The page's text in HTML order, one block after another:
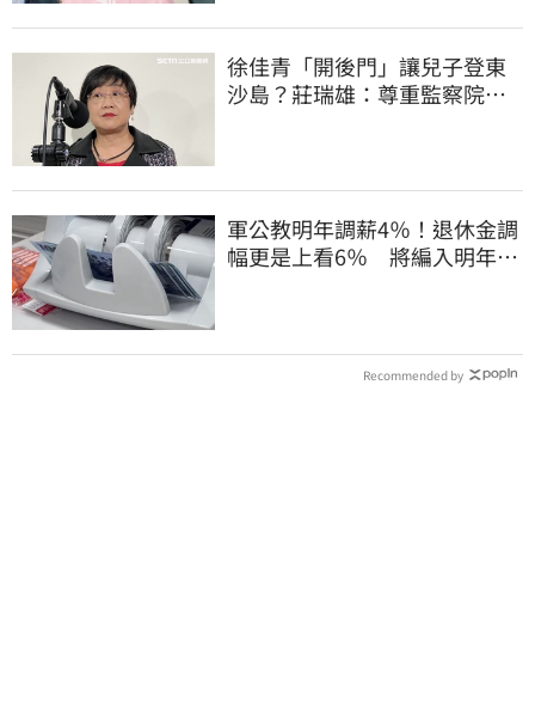
徐佳青「開後門」讓兒子登東
沙島？莊瑞雄：尊重監察院調
軍公教明年調薪4％！退休金調
幅更是上看6％ 將編入明年度
Recommended by